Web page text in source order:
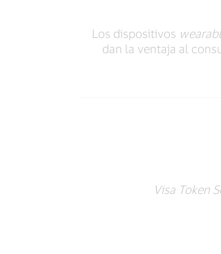
Los dispositivos
dan la ventaja al
Visa Token